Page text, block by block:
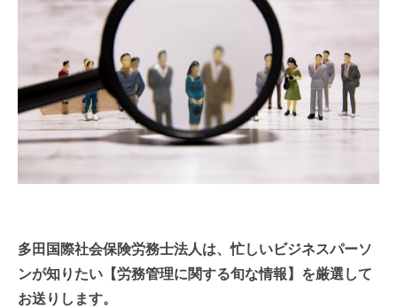
資料ダウンロード
InfoLoungeとは
利用規約
プライバシーポリシー
運営会社
多田国際社会保険労務士法人は、忙しいビジネスパーソ
ンが知りたい【労務管理に関する旬な情報】を厳選して
お送りします。